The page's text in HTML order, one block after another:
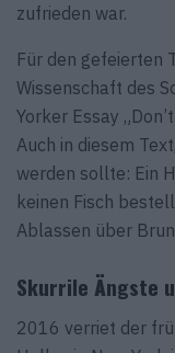
zufrieden war.
Für den gefeierten
Wissenschaft des
Yorker Essay
Auch in diesem
werden sollte: Ein
keinen Fisch
Ablassen über
Skurrile Ängste
2016 verriet der